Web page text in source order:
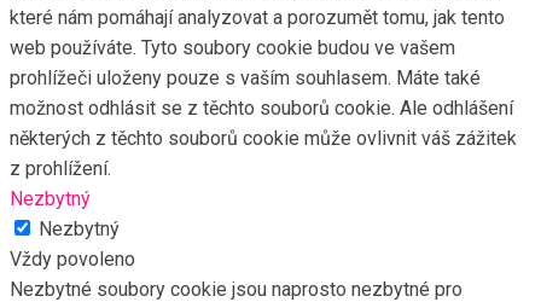
které nám pomáhají analyzovat a porozumět tomu, jak tento
web používáte. Tyto soubory cookie budou ve vašem
prohlížeči uloženy pouze s vaším souhlasem. Máte také
možnost odhlásit se z těchto souborů cookie. Ale odhlášení
některých z těchto souborů cookie může ovlivnit váš zážitek
z prohlížení.
Nezbytný
Nezbytný
Vždy povoleno
Nezbytné soubory cookie jsou naprosto nezbytné pro